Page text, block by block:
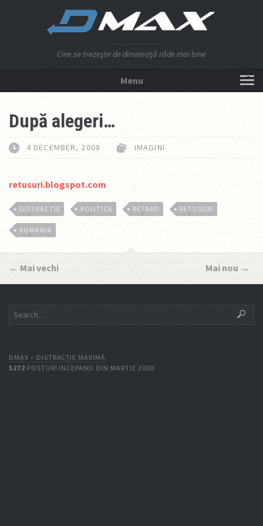
Cine se trezeşte de dimineaţă râde mai bine
Menu
După alegeri…
4 DECEMBER, 2008 IMAGINI
retusuri.blogspot.com
DISTRACTIE POLITICA RETARD RETUSURI
ROMANIA
← Mai vechi Mai nou →
DMAX – DISTRACŢIE MAXIMĂ
5272 POSTURI INCEPAND DIN MARTIE 2008